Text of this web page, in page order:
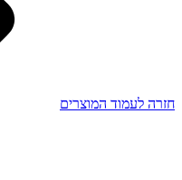
חזרה לעמוד המוצרים